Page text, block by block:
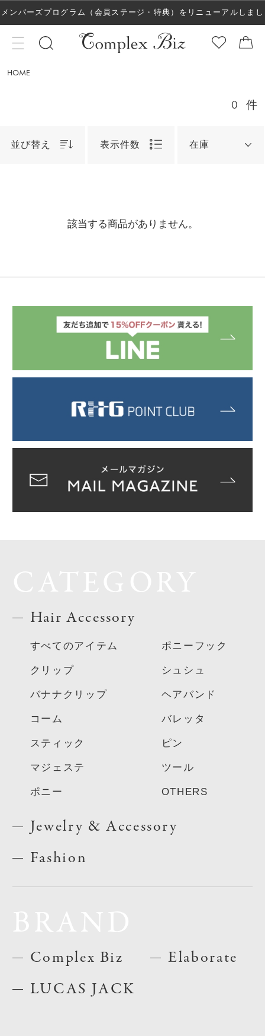
メンバーズプログラム（会員ステージ・特典）をリニューアルしまし
た！
HOME
0 件
並び替え 表示件数 在庫
該当する商品がありません。
Hair Accessory
すべてのアイテム
クリップ
バナナクリップ
コーム
スティック
マジェステ
ポニー
ポニーフック
シュシュ
ヘアバンド
バレッタ
ピン
ツール
OTHERS
Jewelry & Accessory
Fashion
Complex Biz
LUCAS JACK
Elaborate